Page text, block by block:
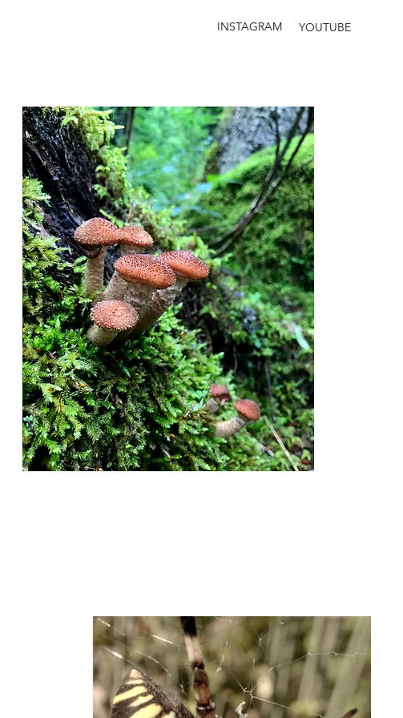
INSTAGRAM YOUTUBE